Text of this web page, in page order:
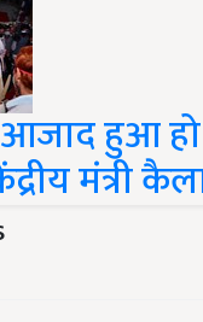
हुआ
मंत्री